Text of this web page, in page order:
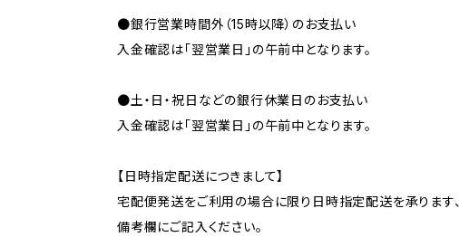
●銀行営業時間外（15時以降）のお支払い
入金確認は「翌営業日」の午前中となります。
●土・日・祝日などの銀行休業日のお支払い
入金確認は「翌営業日」の午前中となります。
【日時指定配送につきまして】
宅配便発送をご利用の場合に限り日時指定配送を承ります、
備考欄にご記入ください。